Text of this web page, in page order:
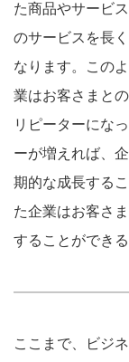
た商品やサービ
のサービスを長
なります。この
業はお客さまと
リピーターにな
ーが増えれば、
期的な成長する
た企業はお客さ
することができる
ここまで、ビジ